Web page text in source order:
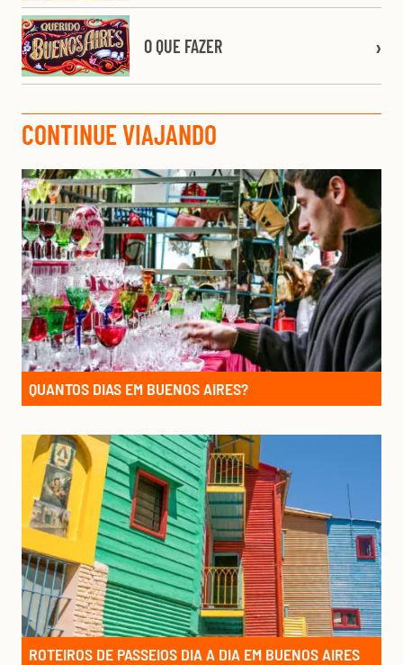
O QUE FAZER
CONTINUE VIAJANDO
QUANTOS DIAS EM BUENOS AIRES?
ROTEIROS DE PASSEIOS DIA A DIA EM BUENOS AIRES